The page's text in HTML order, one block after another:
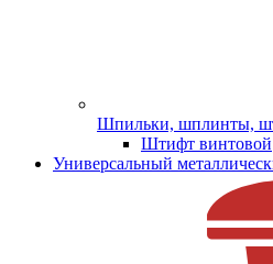
Шпильки, шплинты,
Штифт винтовой
Универсальный